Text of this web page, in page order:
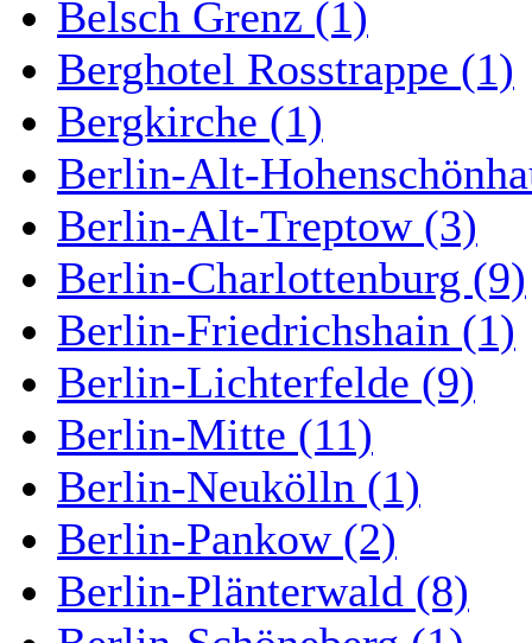
Belsch Grenz (1)
Berghotel Rosstrappe (1)
Bergkirche (1)
Berlin-Alt-
Berlin-Alt-Treptow (3)
Berlin-Charlottenburg (9)
Berlin-Friedrichshain (1)
Berlin-Lichterfelde (9)
Berlin-Mitte (11)
Berlin-Neukölln (1)
Berlin-Pankow (2)
Berlin-Plänterwald (8)